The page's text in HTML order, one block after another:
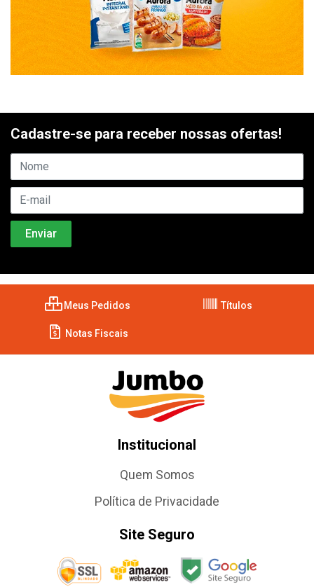
Cadastre-se para receber nossas ofertas!
Meus Pedidos Títulos
Notas Fiscais
Institucional
Quem Somos
Política de Privacidade
Site Seguro